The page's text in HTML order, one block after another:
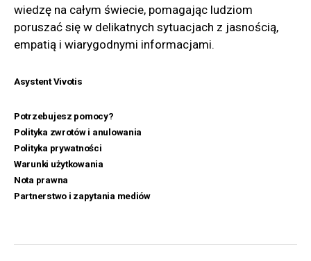
wiedzę na całym świecie, pomagając ludziom
poruszać się w delikatnych sytuacjach z jasnością,
empatią i wiarygodnymi informacjami.
Asystent Vivotis
Potrzebujesz pomocy?
Polityka zwrotów i anulowania
Polityka prywatności
Warunki użytkowania
Nota prawna
Partnerstwo i zapytania mediów